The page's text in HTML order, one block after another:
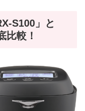
S100」と
比較！